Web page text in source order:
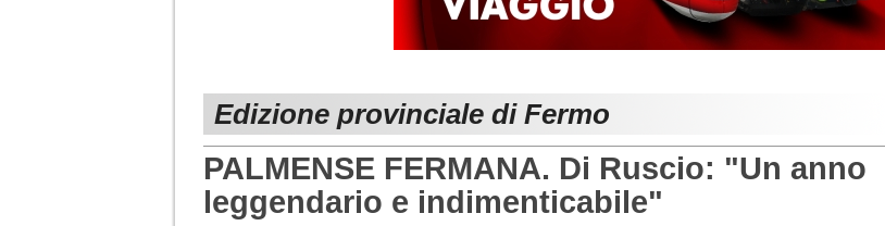
Edizione provinciale di Fermo
PALMENSE FERMANA. Di Ruscio: "Un anno
leggendario e indimenticabile"